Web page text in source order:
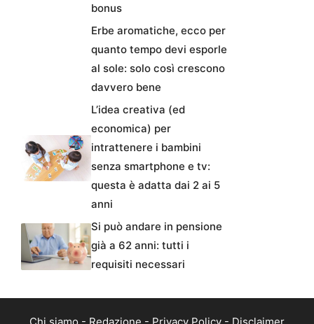
bonus
Erbe aromatiche, ecco per
quanto tempo devi esporle
al sole: solo così crescono
davvero bene
L’idea creativa (ed
economica) per
intrattenere i bambini
senza smartphone e tv:
questa è adatta dai 2 ai 5
anni
Si può andare in pensione
già a 62 anni: tutti i
requisiti necessari
Chi siamo - Redazione - Privacy Policy - Disclaimer